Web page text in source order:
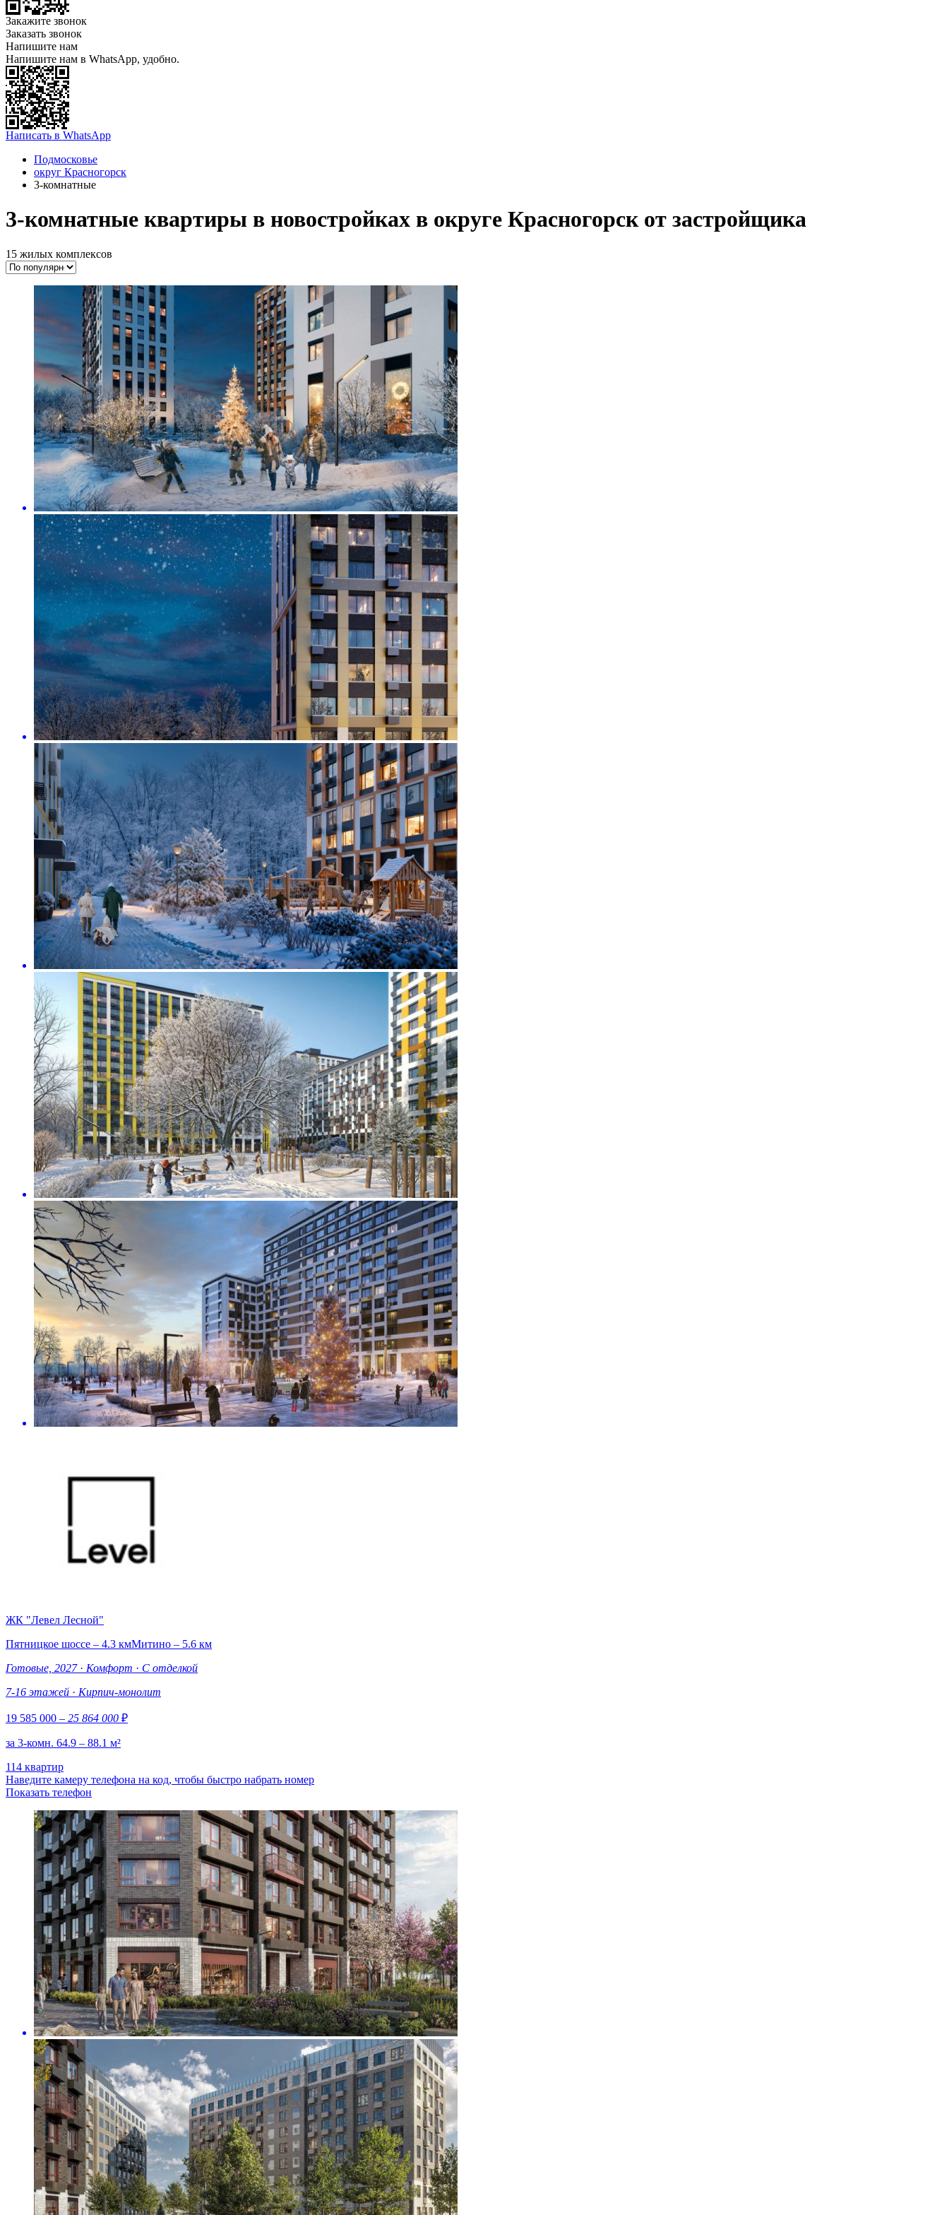
Закажите звонок
Заказать звонок
Напишите нам
Напишите нам в WhatsApp, удобно.
Написать в WhatsApp
Подмосковье
округ Красногорск
3-комнатные
3-комнатные квартиры в новостройках в округе Красногорск от застройщика
15 жилых комплексов
ЖК "Левел Лесной"
Пятницкое шоссе – 4.3 кмМитино – 5.6 км
Готовые, 2027 · Комфорт · С отделкой
7-16 этажей · Кирпич-монолит
19 585 000 – 25 864 000 ₽
за 3-комн. 64.9 – 88.1 м²
114 квартир
Наведите камеру телефона на код, чтобы быстро набрать номер
Показать телефон